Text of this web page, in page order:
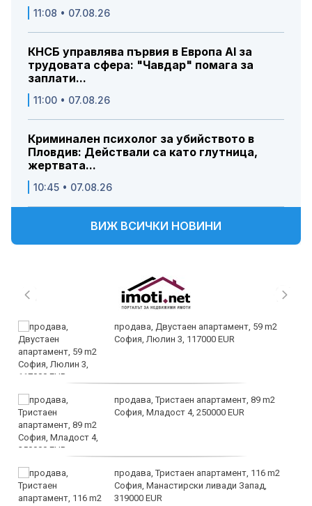
11:08 • 07.08.26
КНСБ управлява първия в Европа AI за
трудовата сфера: "Чавдар" помага за
заплати...
11:00 • 07.08.26
Криминален психолог за убийството в
Пловдив: Действали са като глутница,
жертвата...
10:45 • 07.08.26
ВИЖ ВСИЧКИ НОВИНИ
продава, Двустаен апартамент, 59 m2
София, Люлин 3, 117000 EUR
продава, Тристаен апартамент, 89 m2
София, Младост 4, 250000 EUR
продава, Тристаен апартамент, 116 m2
София, Манастирски ливади Запад,
319000 EUR